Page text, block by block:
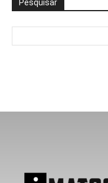
Pesquisar